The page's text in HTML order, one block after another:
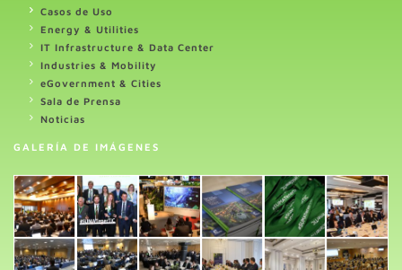
Casos de Uso
Energy & Utilities
IT Infrastructure & Data Center
Industries & Mobility
eGovernment & Cities
Sala de Prensa
Noticias
GALERÍA DE IMÁGENES